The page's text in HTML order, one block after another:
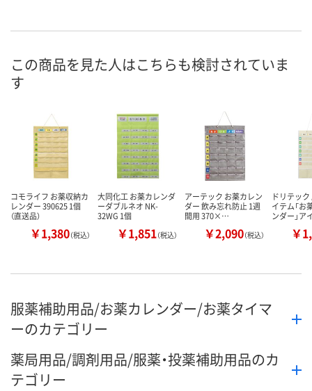
この商品を見た人はこちらも検討されていま
す
コモライフ お薬収納カ
レンダー 390625 1個
（直送品）
￥1,380（税込）
大同化工 お薬カレンダ
ーダブルネオ NK-
32WG 1個
￥1,851（税込）
アーテック お薬カレン
ダー 飲み忘れ防止 1週
間用 370×…
￥2,090（税込）
ドリテッ
イテム「お
ンダー」
￥
服薬補助用品/お薬カレンダー/お薬タイマ
ーのカテゴリー
薬局用品/調剤用品/服薬・投薬補助用品のカ
テゴリー